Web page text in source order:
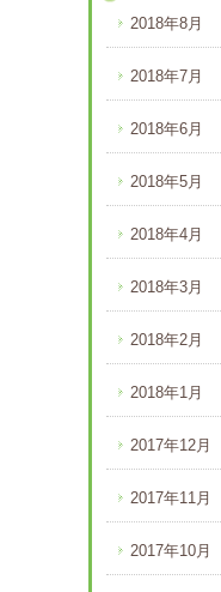
2018年8月
2018年7月
2018年6月
2018年5月
2018年4月
2018年3月
2018年2月
2018年1月
2017年12月
2017年11月
2017年10月